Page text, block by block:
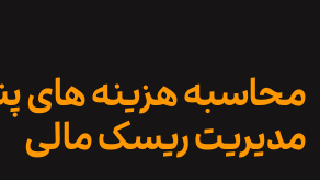
هزینه های
ریسک مالی